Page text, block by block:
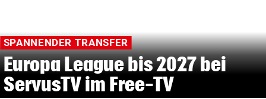
SPANNENDER TRANSFER
Europa League bis 2027 bei
ServusTV im Free-TV